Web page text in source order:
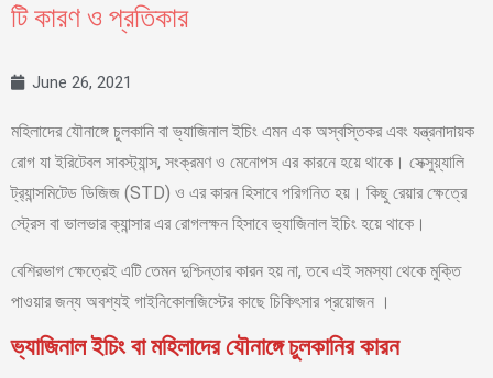
টি কারণ ও প্রতিকার
June 26, 2021
মহিলাদের যৌনাঙ্গে চুলকানি বা ভ্যাজিনাল ইচিং এমন এক অস্বস্তিকর এবং যন্ত্রনাদায়ক
রোগ যা ইরিটেবল সাবস্ট্যান্স, সংক্রমণ ও মেনোপস এর কারনে হয়ে থাকে। সেক্সুয়্যালি
ট্র‍্যান্সমিটেড ডিজিজ (STD) ও এর কারন হিসাবে পরিগনিত হয়। কিছু রেয়ার ক্ষেত্রে
স্ট্রেস বা ভালভার ক্যান্সার এর রোগলক্ষন হিসাবে ভ্যাজিনাল ইচিং হয়ে থাকে।
বেশিরভাগ ক্ষেত্রেই এটি তেমন দুশ্চিন্তার কারন হয় না, তবে এই সমস্যা থেকে মুক্তি
পাওয়ার জন্য অবশ্যই গাইনিকোলজিস্টের কাছে চিকিৎসার প্রয়োজন ।
ভ্যাজিনাল ইচিং বা মহিলাদের যৌনাঙ্গে চুলকানির কারন